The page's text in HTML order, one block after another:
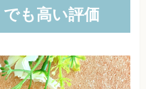
も高い評価